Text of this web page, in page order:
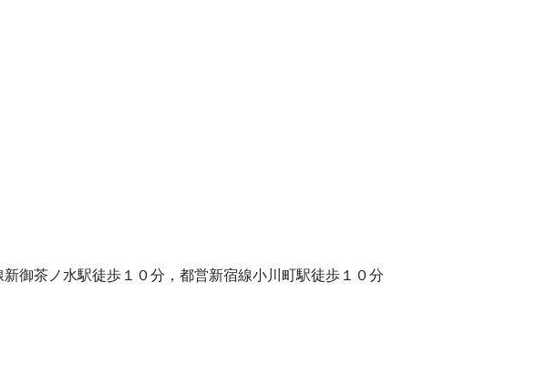
御茶ノ水駅徒歩１０分，都営新宿線小川町駅徒歩１０分